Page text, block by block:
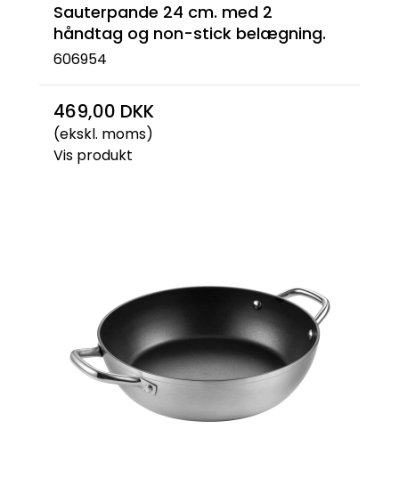
Sauterpande 24 cm. med 2
håndtag og non-stick belægning.
606954
469,00 DKK
(ekskl. moms)
Vis produkt